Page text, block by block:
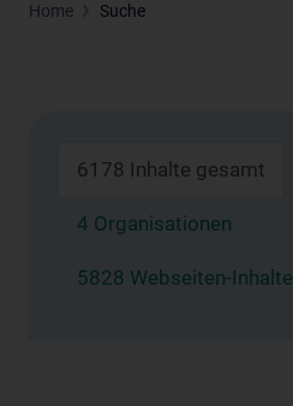
Home Suche
6178 Inhalte gesamt
4 Organisationen
5828 Webseiten-Inhalte